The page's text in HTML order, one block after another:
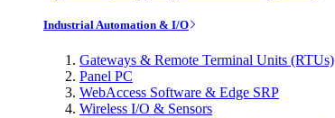
Industrial Automation & I/O
Gateways & Remote Terminal Units (RTUs)
Panel PC
WebAccess Software & Edge SRP
Wireless I/O & Sensors